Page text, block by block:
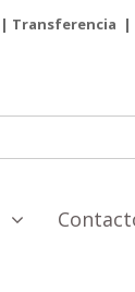
| Transferencia |